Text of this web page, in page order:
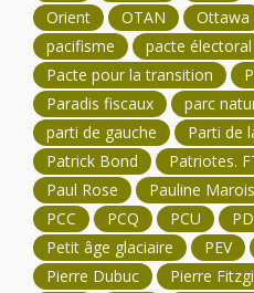
Orient
OTAN Ottawa
pacifisme
pacte électoral
Pacte pour la transition
Paradis fiscaux
parc
parti de gauche
Parti de
Patrick Bond
Patriotes.
Paul Rose
Pauline Marois
PCC
PCQ PCU
Petit âge glaciaire
PEV
Pierre Dubuc
Pierre